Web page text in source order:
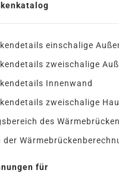
einschalige
zweischalige
Innenwand
zweischalige
des
der
für